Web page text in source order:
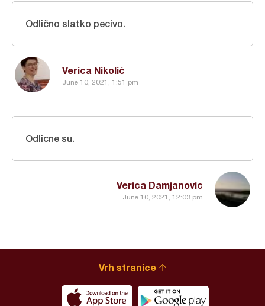
Verica Nikolić
June 10, 2021, 1:51 pm
Odlično slatko pecivo.
Verica Damjanovic
June 10, 2021, 12:03 pm
Odlicne su.
Vrh stranice